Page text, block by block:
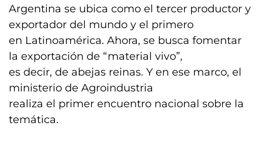
Argentina se ubica como el tercer productor y
exportador del mundo y el primero
en Latinoamérica. Ahora, se busca fomentar
la exportación de “material vivo”,
es decir, de abejas reinas. Y en ese marco, el
ministerio de Agroindustria
realiza el primer encuentro nacional sobre la
temática.